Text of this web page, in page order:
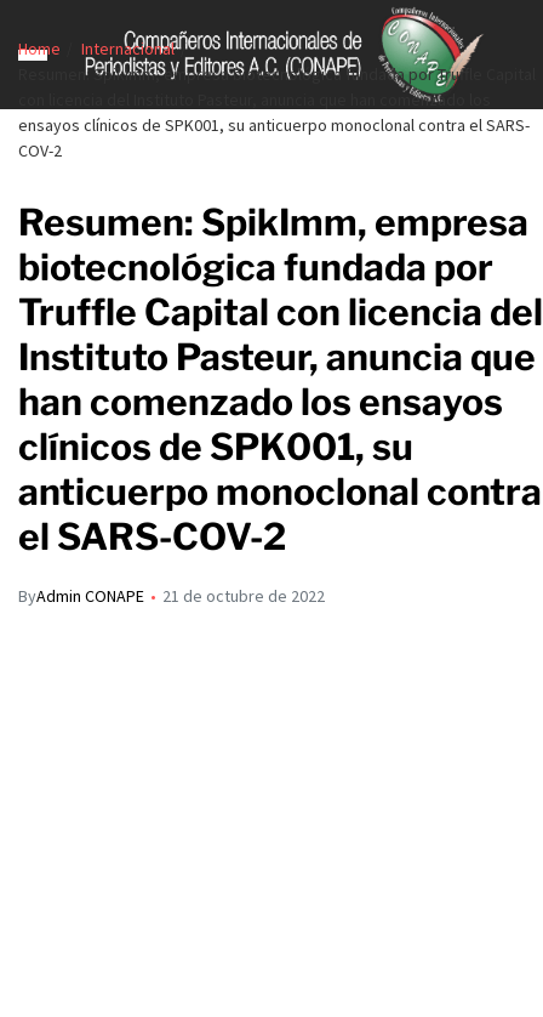
Home
Internacional
Resumen: SpikImm, empresa biotecnológica fundada por Truffle Capital
con licencia del Instituto Pasteur, anuncia que han comenzado los
ensayos clínicos de SPK001, su anticuerpo monoclonal contra el SARS-
COV-2
Resumen: SpikImm, empresa
biotecnológica fundada por
Truffle Capital con licencia del
Instituto Pasteur, anuncia que
han comenzado los ensayos
clínicos de SPK001, su
anticuerpo monoclonal contra
el SARS-COV-2
ByAdmin CONAPE 21 de octubre de 2022